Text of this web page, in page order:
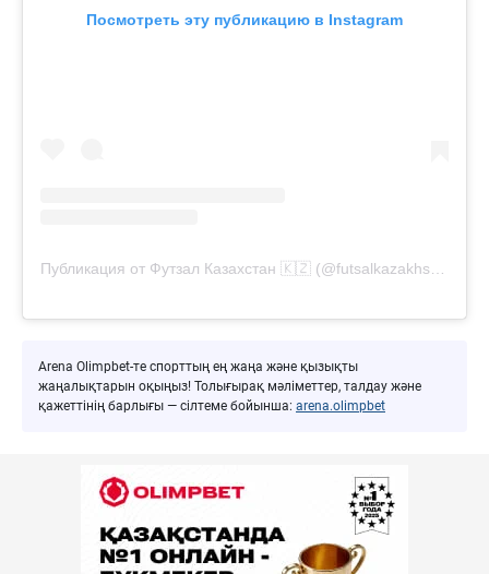
Посмотреть эту публикацию в Instagram
Arena Olimpbet-те спорттың ең жаңа және қызықты
жаңалықтарын оқыңыз! Толығырақ мәліметтер, талдау және
қажеттінің барлығы — сілтеме бойынша: arena.olimpbet